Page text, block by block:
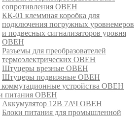
сопротивления ОВЕН
КК-01 клеммная коробка для
подключения погружных уровнемеров
и подвесных сигнализаторов уровня
ОВЕН
Разъемы для преобразователей
термоэлектрических ОВЕН
Штуцеры врезные ОВЕН
Штуцеры подвижные ОВЕН
устройства ОВЕН
питания ОВЕН
Аккумулятор 12В 7АЧ ОВЕН
Блоки питания для промышленной